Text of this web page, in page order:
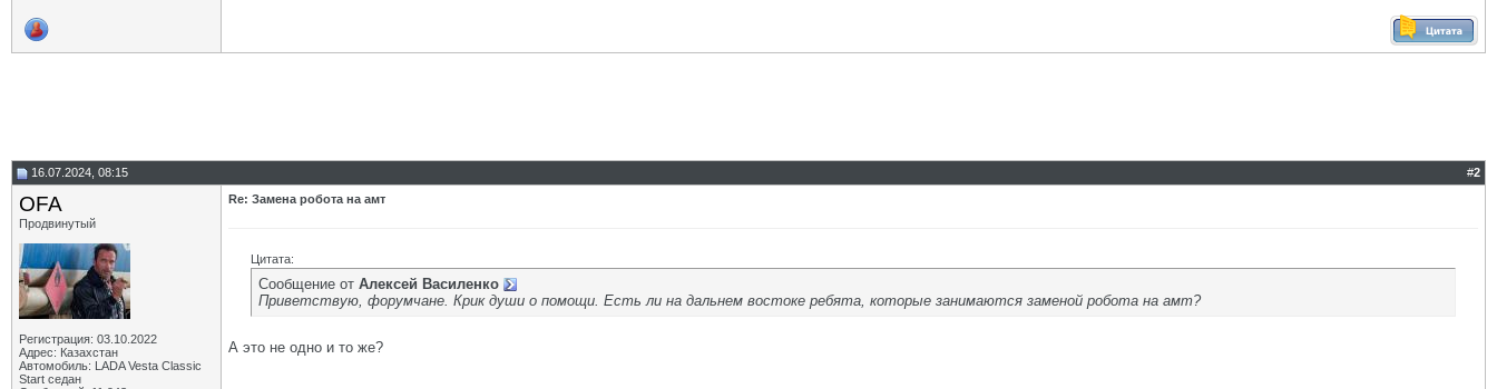
16.07.2024, 08:15 #2
OFA
Продвинутый
Регистрация: 03.10.2022
Адрес: Казахстан
Автомобиль: LADA Vesta Classic
Start седан
Re: Замена робота на амт
Цитата:
Сообщение от Алексей Василенко
Приветствую, форумчане. Крик души о помощи. Есть ли на дальнем востоке ребята, которые занимаются заменой робота на амт?
А это не одно и то же?